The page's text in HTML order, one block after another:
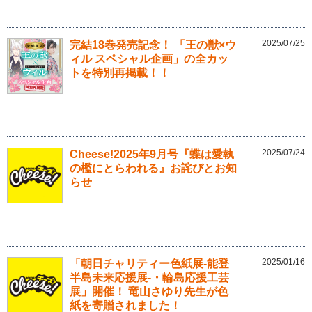
完結18巻発売記念！ 「王の獣×ウ
ィル スペシャル企画」の全カッ
トを特別再掲載！！
2025/07/25
Cheese!2025年9月号『蝶は愛執
の檻にとらわれる』お詫びとお知
らせ
2025/07/24
「朝日チャリティー色紙展-能登
半島未来応援展-・輪島応援工芸
展」開催！ 竜山さゆり先生が色
紙を寄贈されました！
2025/01/16